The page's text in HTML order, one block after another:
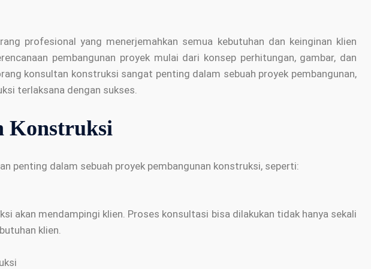
profesional yang menerjemahkan semua kebutuhan dan keinginan klien
pembangunan proyek mulai dari konsep perhitungan, gambar, dan
konsultan konstruksi sangat penting dalam sebuah proyek pembangunan,
terlaksana dengan sukses.
Konstruksi
penting dalam sebuah proyek pembangunan konstruksi, seperti:
akan mendampingi klien. Proses konsultasi bisa dilakukan tidak hanya sekali
klien.